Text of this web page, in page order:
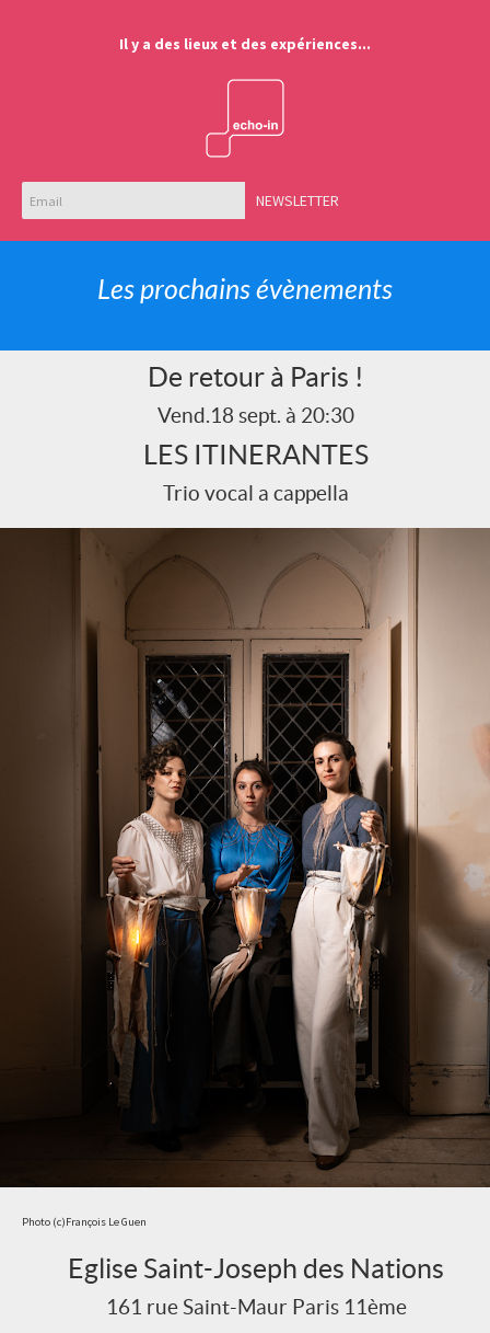
Il y a des lieux et des expériences...
NEWSLETTER
Les prochains évènements
De retour à Paris !
Vend.18 sept. à 20:30
LES ITINERANTES
Trio vocal a cappella
Photo (c)François Le Guen
Eglise Saint-Joseph des Nations
161 rue Saint-Maur Paris 11ème